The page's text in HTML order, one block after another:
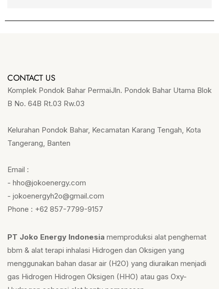
CONTACT US
Komplek Pondok Bahar PermaiJln. Pondok Bahar Utama Blok
B No. 64B Rt.03 Rw.03
Kelurahan Pondok Bahar, Kecamatan Karang Tengah, Kota
Tangerang, Banten
Email :
- hho@jokoenergy.com
- jokoenergyh2o@gmail.com
Phone : +62 857-7799-9157
PT Joko Energy Indonesia memproduksi alat penghemat
bbm & alat terapi inhalasi Hidrogen dan Oksigen yang
menggunakan bahan dasar air (H2O) yang diuraikan menjadi
gas Hidrogen Hidrogen Oksigen (HHO) atau gas Oxy-